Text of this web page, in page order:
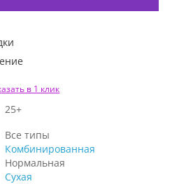
в 1 клик
25+
Все типы
Комбинированная
Нормальная
Сухая